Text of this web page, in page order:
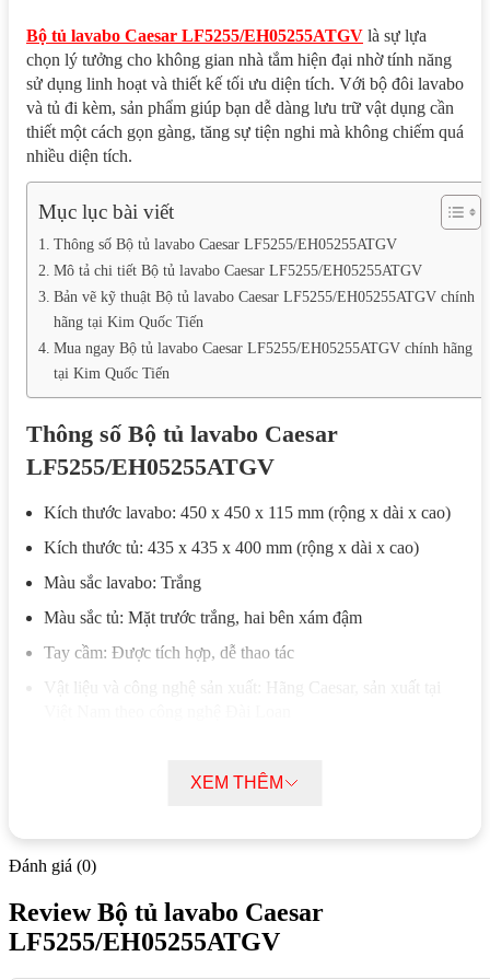
Bộ tủ lavabo Caesar LF5255/EH05255ATGV là sự lựa
chọn lý tưởng cho không gian nhà tắm hiện đại nhờ tính năng
sử dụng linh hoạt và thiết kế tối ưu diện tích. Với bộ đôi lavabo
và tủ đi kèm, sản phẩm giúp bạn dễ dàng lưu trữ vật dụng cần
thiết một cách gọn gàng, tăng sự tiện nghi mà không chiếm quá
nhiều diện tích.
Mục lục bài viết
Thông số Bộ tủ lavabo Caesar LF5255/EH05255ATGV
Mô tả chi tiết Bộ tủ lavabo Caesar LF5255/EH05255ATGV
Bản vẽ kỹ thuật Bộ tủ lavabo Caesar LF5255/EH05255ATGV chính
hãng tại Kim Quốc Tiến
Mua ngay Bộ tủ lavabo Caesar LF5255/EH05255ATGV chính hãng
tại Kim Quốc Tiến
Thông số Bộ tủ lavabo Caesar
LF5255/EH05255ATGV
Kích thước lavabo: 450 x 450 x 115 mm (rộng x dài x cao)
Kích thước tủ: 435 x 435 x 400 mm (rộng x dài x cao)
Màu sắc lavabo: Trắng
Màu sắc tủ: Mặt trước trắng, hai bên xám đậm
Tay cầm: Được tích hợp, dễ thao tác
Vật liệu và công nghệ sản xuất: Hãng Caesar, sản xuất tại
Mô tả chi tiết Bộ tủ lavabo Caesar
Chậu rửa LF5255với lòng sâu và rộng, giúp ngăn nước
XEM THÊM
Đánh giá (0)
Review Bộ tủ lavabo Caesar
LF5255/EH05255ATGV